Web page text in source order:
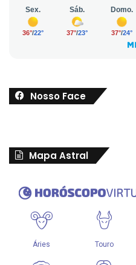
Nosso Face
Mapa Astral